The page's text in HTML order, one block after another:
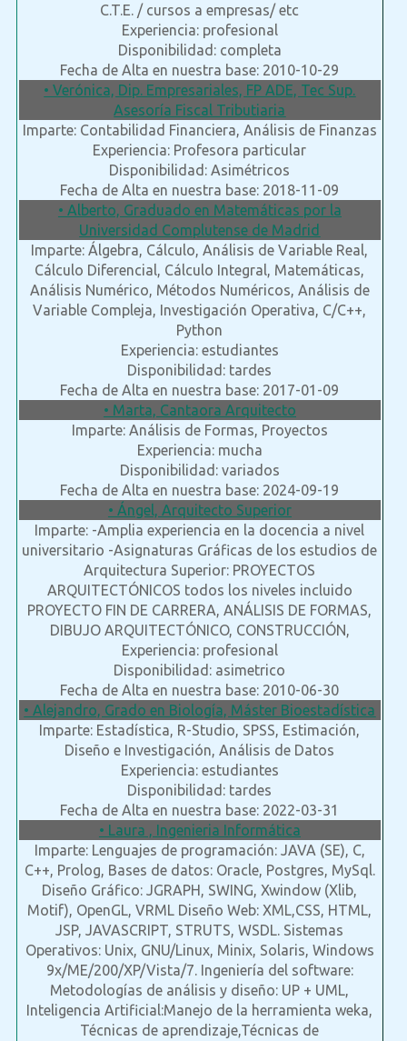
C.T.E. / cursos a empresas/ etc
Experiencia: profesional
Disponibilidad: completa
Fecha de Alta en nuestra base: 2010-10-29
• Verónica, Dip. Empresariales, FP ADE, Tec Sup.
Asesoría Fiscal Tributiaria
Imparte: Contabilidad Financiera, Análisis de Finanzas
Experiencia: Profesora particular
Disponibilidad: Asimétricos
Fecha de Alta en nuestra base: 2018-11-09
• Alberto, Graduado en Matemáticas por la
Universidad Complutense de Madrid
Imparte: Álgebra, Cálculo, Análisis de Variable Real,
Cálculo Diferencial, Cálculo Integral, Matemáticas,
Análisis Numérico, Métodos Numéricos, Análisis de
Variable Compleja, Investigación Operativa, C/C++,
Python
Experiencia: estudiantes
Disponibilidad: tardes
Fecha de Alta en nuestra base: 2017-01-09
• Marta, Cantaora Arquitecto
Imparte: Análisis de Formas, Proyectos
Experiencia: mucha
Disponibilidad: variados
Fecha de Alta en nuestra base: 2024-09-19
• Ángel, Arquitecto Superior
Imparte: -Amplia experiencia en la docencia a nivel
universitario -Asignaturas Gráficas de los estudios de
Arquitectura Superior: PROYECTOS
ARQUITECTÓNICOS todos los niveles incluido
PROYECTO FIN DE CARRERA, ANÁLISIS DE FORMAS,
DIBUJO ARQUITECTÓNICO, CONSTRUCCIÓN,
Experiencia: profesional
Disponibilidad: asimetrico
Fecha de Alta en nuestra base: 2010-06-30
• Alejandro, Grado en Biología, Máster Bioestadística
Imparte: Estadística, R-Studio, SPSS, Estimación,
Diseño e Investigación, Análisis de Datos
Experiencia: estudiantes
Disponibilidad: tardes
Fecha de Alta en nuestra base: 2022-03-31
• Laura , Ingenieria Informática
Imparte: Lenguajes de programación: JAVA (SE), C,
C++, Prolog, Bases de datos: Oracle, Postgres, MySql.
Diseño Gráfico: JGRAPH, SWING, Xwindow (Xlib,
Motif), OpenGL, VRML Diseño Web: XML,CSS, HTML,
JSP, JAVASCRIPT, STRUTS, WSDL. Sistemas
Operativos: Unix, GNU/Linux, Minix, Solaris, Windows
9x/ME/200/XP/Vista/7. Ingeniería del software:
Metodologías de análisis y diseño: UP + UML,
Inteligencia Artificial:Manejo de la herramienta weka,
Técnicas de aprendizaje,Técnicas de